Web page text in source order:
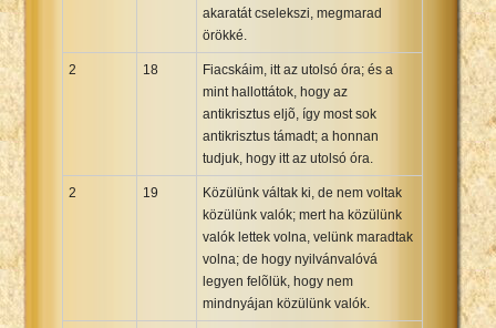
akaratát cselekszi, megmarad
örökké.
2 18
Fiacskáim, itt az utolsó óra; és a
mint hallottátok, hogy az
antikrisztus eljõ, így most sok
antikrisztus támadt; a honnan
tudjuk, hogy itt az utolsó óra.
2 19
Közülünk váltak ki, de nem voltak
közülünk valók; mert ha közülünk
valók lettek volna, velünk maradtak
volna; de hogy nyilvánvalóvá
legyen felõlük, hogy nem
mindnyájan közülünk valók.